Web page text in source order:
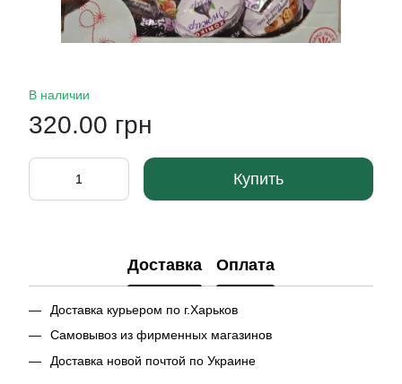
В наличии
320.00 грн
Купить
Доставка Оплата
Доставка курьером по г.Харьков
Самовывоз из фирменных магазинов
Доставка новой почтой по Украине